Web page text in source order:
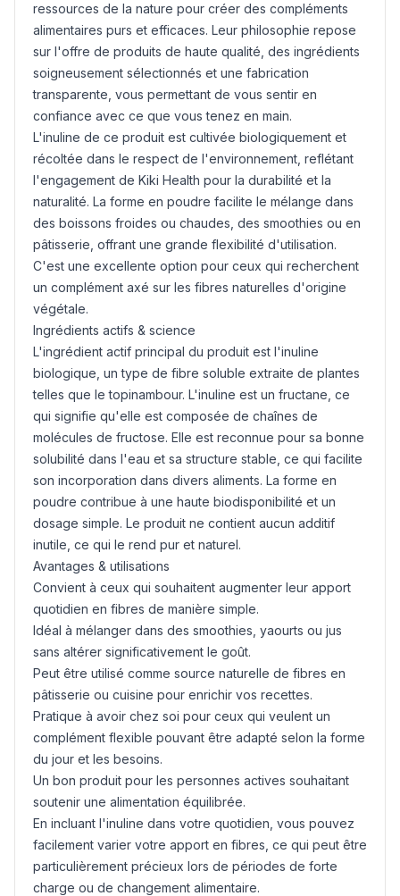
ressources de la nature pour créer des compléments
alimentaires purs et efficaces. Leur philosophie repose
sur l'offre de produits de haute qualité, des ingrédients
soigneusement sélectionnés et une fabrication
transparente, vous permettant de vous sentir en
confiance avec ce que vous tenez en main.
L'inuline de ce produit est cultivée biologiquement et
récoltée dans le respect de l'environnement, reflétant
l'engagement de Kiki Health pour la durabilité et la
naturalité. La forme en poudre facilite le mélange dans
des boissons froides ou chaudes, des smoothies ou en
pâtisserie, offrant une grande flexibilité d'utilisation.
C'est une excellente option pour ceux qui recherchent
un complément axé sur les fibres naturelles d'origine
végétale.
Ingrédients actifs & science
L'ingrédient actif principal du produit est l'inuline
biologique, un type de fibre soluble extraite de plantes
telles que le topinambour. L'inuline est un fructane, ce
qui signifie qu'elle est composée de chaînes de
molécules de fructose. Elle est reconnue pour sa bonne
solubilité dans l'eau et sa structure stable, ce qui facilite
son incorporation dans divers aliments. La forme en
poudre contribue à une haute biodisponibilité et un
dosage simple. Le produit ne contient aucun additif
inutile, ce qui le rend pur et naturel.
Avantages & utilisations
Convient à ceux qui souhaitent augmenter leur apport
quotidien en fibres de manière simple.
Idéal à mélanger dans des smoothies, yaourts ou jus
sans altérer significativement le goût.
Peut être utilisé comme source naturelle de fibres en
pâtisserie ou cuisine pour enrichir vos recettes.
Pratique à avoir chez soi pour ceux qui veulent un
complément flexible pouvant être adapté selon la forme
du jour et les besoins.
Un bon produit pour les personnes actives souhaitant
soutenir une alimentation équilibrée.
En incluant l'inuline dans votre quotidien, vous pouvez
facilement varier votre apport en fibres, ce qui peut être
particulièrement précieux lors de périodes de forte
charge ou de changement alimentaire.